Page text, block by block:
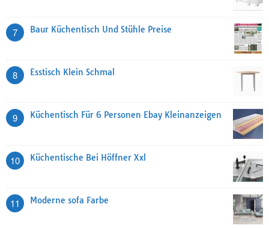
7 Baur Küchentisch Und Stühle Preise
8 Esstisch Klein Schmal
9 Küchentisch Für 6 Personen Ebay Kleinanzeigen
10 Küchentische Bei Höffner Xxl
11 Moderne sofa Farbe